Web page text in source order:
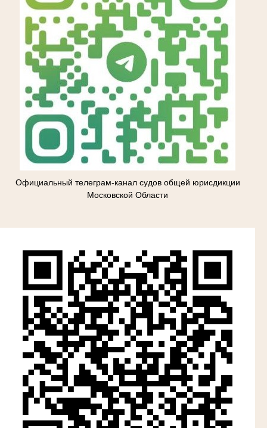
Официальный телеграм-канал судов общей юрисдикции
Московской Области